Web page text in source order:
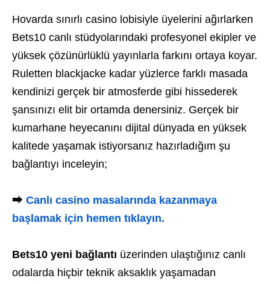
Hovarda sınırlı casino lobisiyle üyelerini ağırlarken
Bets10 canlı stüdyolarındaki profesyonel ekipler ve
yüksek çözünürlüklü yayınlarla farkını ortaya koyar.
Ruletten blackjacke kadar yüzlerce farklı masada
kendinizi gerçek bir atmosferde gibi hissederek
şansınızı elit bir ortamda denersiniz. Gerçek bir
kumarhane heyecanını dijital dünyada en yüksek
kalitede yaşamak istiyorsanız hazırladığım şu
bağlantıyı inceleyin;
⮕ Canlı casino masalarında kazanmaya
başlamak için hemen tıklayın.
Bets10 yeni bağlantı üzerinden ulaştığınız canlı
odalarda hiçbir teknik aksaklık yaşamadan